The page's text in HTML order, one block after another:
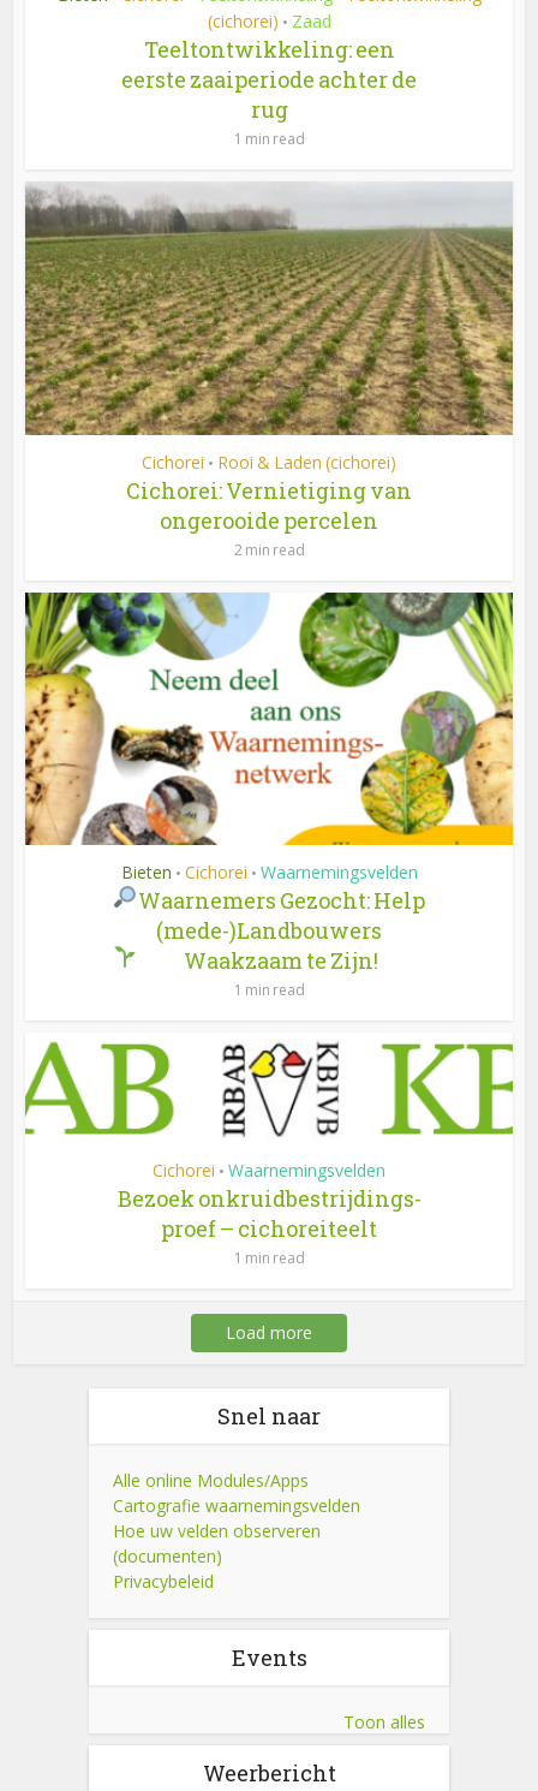
(cichorei) • Zaad
Teeltontwikkeling: een
eerste zaaiperiode achter de
rug
1 min read
Cichorei • Rooi & Laden (cichorei)
Cichorei: Vernietiging van
ongerooide percelen
2 min read
Bieten • Cichorei • Waarnemingsvelden
Waarnemers Gezocht: Help
(mede-)Landbouwers
Waakzaam te Zijn!
1 min read
Cichorei • Waarnemingsvelden
Bezoek onkruidbestrijdings-
proef – cichoreiteelt
1 min read
Load more
Snel naar
Alle online Modules/Apps
Cartografie waarnemingsvelden
Hoe uw velden observeren
(documenten)
Privacybeleid
Events
Toon alles
Weerbericht